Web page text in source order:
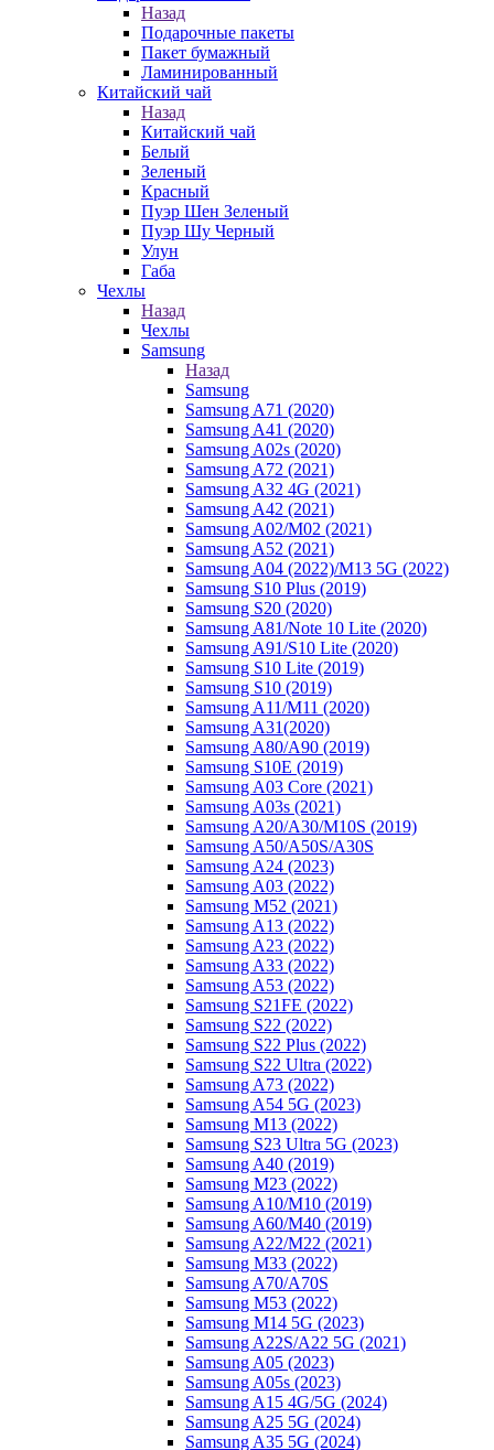
Назад
Подарочные пакеты
Пакет бумажный
Ламинированный
Китайский чай
Назад
Китайский чай
Белый
Зеленый
Красный
Пуэр Шен Зеленый
Пуэр Шу Черный
Улун
Габа
Чехлы
Назад
Чехлы
Samsung
Назад
Samsung
Samsung A71 (2020)
Samsung A41 (2020)
Samsung A02s (2020)
Samsung A72 (2021)
Samsung A32 4G (2021)
Samsung A42 (2021)
Samsung A02/M02 (2021)
Samsung A52 (2021)
Samsung A04 (2022)/M13 5G (2022)
Samsung S10 Plus (2019)
Samsung S20 (2020)
Samsung A81/Note 10 Lite (2020)
Samsung A91/S10 Lite (2020)
Samsung S10 Lite (2019)
Samsung S10 (2019)
Samsung A11/M11 (2020)
Samsung A31(2020)
Samsung A80/A90 (2019)
Samsung S10E (2019)
Samsung A03 Core (2021)
Samsung A03s (2021)
Samsung A20/A30/M10S (2019)
Samsung A50/A50S/A30S
Samsung A24 (2023)
Samsung A03 (2022)
Samsung M52 (2021)
Samsung A13 (2022)
Samsung A23 (2022)
Samsung A33 (2022)
Samsung A53 (2022)
Samsung S21FE (2022)
Samsung S22 (2022)
Samsung S22 Plus (2022)
Samsung S22 Ultra (2022)
Samsung A73 (2022)
Samsung A54 5G (2023)
Samsung M13 (2022)
Samsung S23 Ultra 5G (2023)
Samsung A40 (2019)
Samsung M23 (2022)
Samsung A10/M10 (2019)
Samsung A60/M40 (2019)
Samsung A22/M22 (2021)
Samsung M33 (2022)
Samsung A70/A70S
Samsung M53 (2022)
Samsung M14 5G (2023)
Samsung A22S/A22 5G (2021)
Samsung A05 (2023)
Samsung A05s (2023)
Samsung A15 4G/5G (2024)
Samsung A25 5G (2024)
Samsung A35 5G (2024)